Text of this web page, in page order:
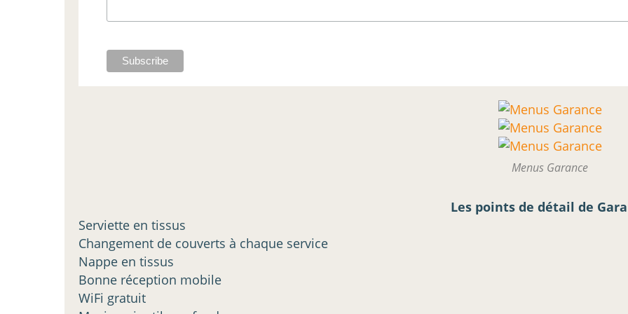
Menus Garance
Les points de détail de
Serviette en tissus
Changement de couverts à chaque service
Nappe en tissus
Bonne réception mobile
WiFi gratuit